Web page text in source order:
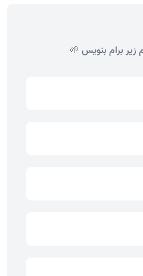
زیر برام بنویس 🌱